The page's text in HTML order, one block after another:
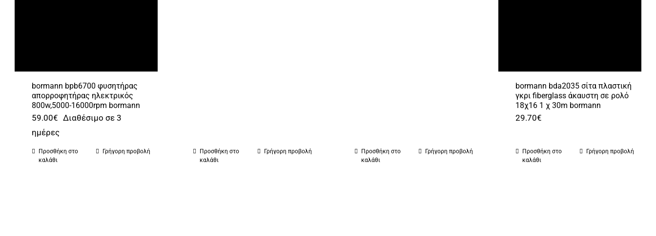
bormann bpb6700 φυσητήρας
απορροφητήρας ηλεκτρικός
800w,5000-16000rpm bormann
59.00€ Διαθέσιμο σε 3
ημέρες
Προσθήκη στο
καλάθι
Γρήγορη προβολή
Προσθήκη στο
καλάθι
Γρήγορη προβολή
Προσθήκη στο
καλάθι
Γρήγορη προβολή
bormann bda2035 σίτα πλαστική
γκρι fiberglass άκαυστη σε ρολό
18χ16 1 χ 30m bormann
29.70€
Προσθήκη στο
καλάθι
Γρήγορη προβολή